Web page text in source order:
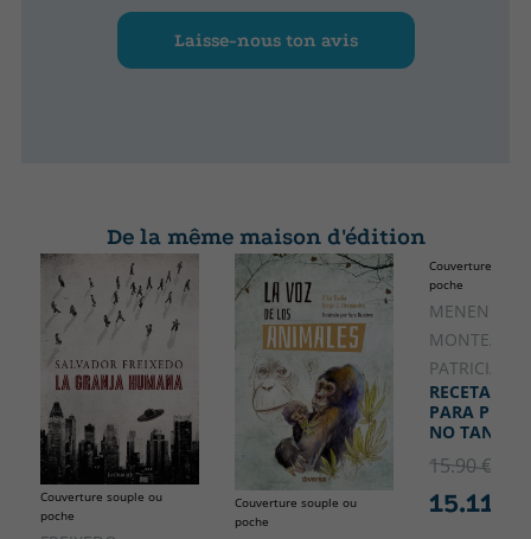
Laisse-nous ton avis
De la même maison d'édition
Couverture souple ou
poche
Couverture souple ou
poche
Couverture
poche
MENENDEZ
PATRICIA
RECETAS
PARA
NO TAN
15.90 €
15.11 €